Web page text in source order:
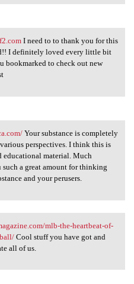
I need
I need to to thank you for this
I definitely loved every little bit
bookmarked to check out new
Your
Your substance is completely
perspectives. I think this is
educational material. Much
a great amount for thinking
and your perusers.
mlb
mlb-the-heartbeat-of-
Cool stuff you have got and
all of us.